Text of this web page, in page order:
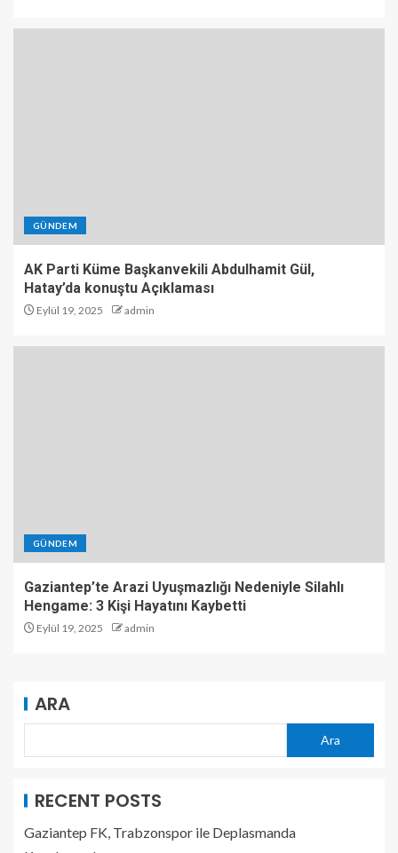
GÜNDEM
AK Parti Küme Başkanvekili Abdulhamit Gül,
Hatay’da konuştu Açıklaması
Eylül 19, 2025 admin
GÜNDEM
Gaziantep’te Arazi Uyuşmazlığı Nedeniyle Silahlı
Hengame: 3 Kişi Hayatını Kaybetti
Eylül 19, 2025 admin
ARA
Ara
RECENT POSTS
Gaziantep FK, Trabzonspor ile Deplasmanda